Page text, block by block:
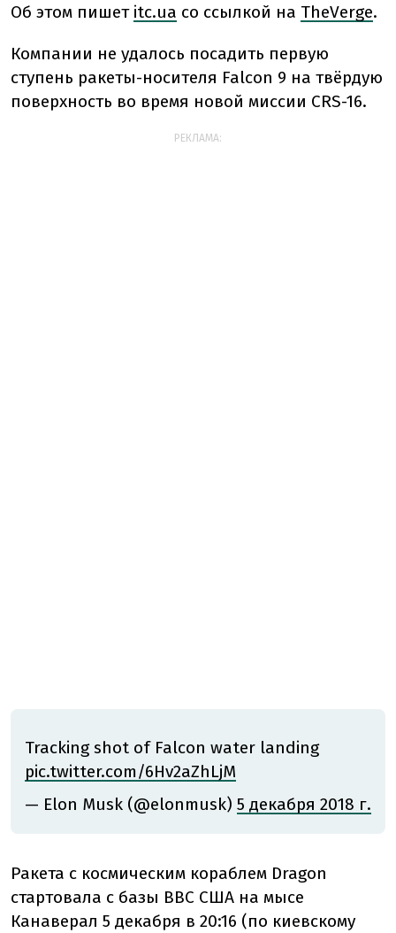
Об этом пишет itc.ua со ссылкой на TheVerge.
Компании не удалось посадить первую
ступень ракеты-носителя Falcon 9 на твёрдую
поверхность во время новой миссии CRS-16.
РЕКЛАМА:
Tracking shot of Falcon water landing
pic.twitter.com/6Hv2aZhLjM
— Elon Musk (@elonmusk) 5 декабря 2018 г.
Ракета с космическим кораблем Dragon
стартовала с базы ВВС США на мысе
Канаверал 5 декабря в 20:16 (по киевскому